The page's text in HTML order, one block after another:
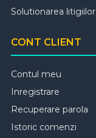
Solutionarea litigiilor
CONT CLIENT
Contul meu
Inregistrare
Recuperare parola
Istoric comenzi